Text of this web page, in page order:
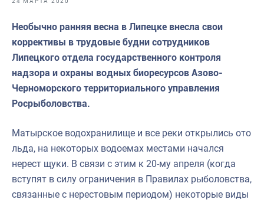
Выставки и конференции
Рыбоохрана России
Отрасль в цифрах
Укрепление духовно-нравственных ценностей
События в России и мире
Необычно ранняя весна в Липецке внесла свои
коррективы в трудовые будни сотрудников
Липецкого отдела государственного контроля
надзора и охраны водных биоресурсов Азово-
Черноморского территориального управления
Росрыболовства.
Матырское водохранилище и все реки открылись ото
льда, на некоторых водоемах местами начался
нерест щуки. В связи с этим к 20-му апреля (когда
вступят в силу ограничения в Правилах рыболовства,
связанные с нерестовым периодом) некоторые виды